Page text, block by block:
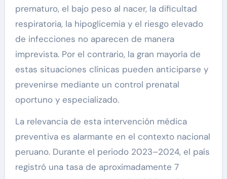
prematuro, el bajo peso al nacer, la dificultad
respiratoria, la hipoglicemia y el riesgo elevado
de infecciones no aparecen de manera
imprevista. Por el contrario, la gran mayoría de
estas situaciones clínicas pueden anticiparse y
prevenirse mediante un control prenatal
oportuno y especializado.
La relevancia de esta intervención médica
preventiva es alarmante en el contexto nacional
peruano. Durante el periodo 2023–2024, el país
registró una tasa de aproximadamente 7